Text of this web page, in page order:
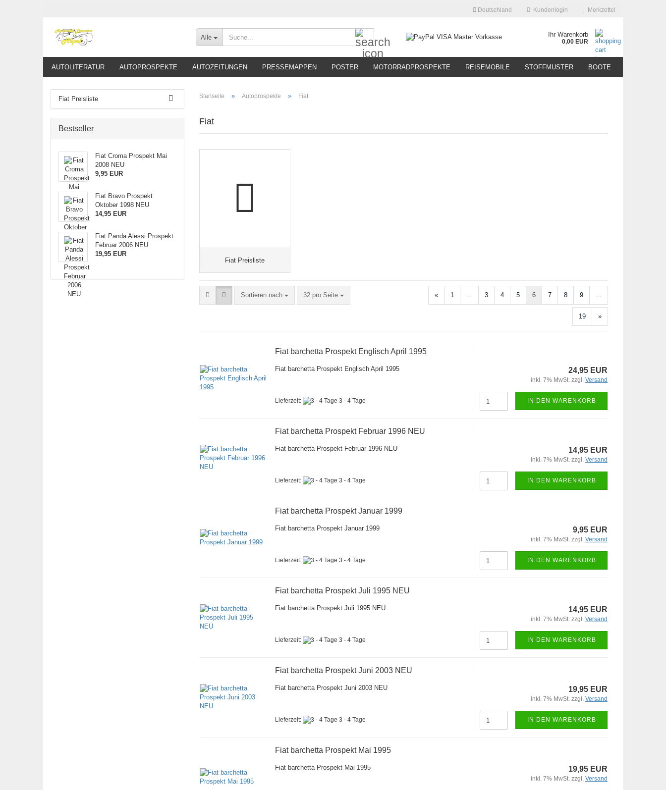
Deutschland Kundenlogin Merkzettel
Alle Ihr Warenkorb
0,00 EUR
AUTOLITERATUR AUTOPROSPEKTE AUTOZEITUNGEN PRESSEMAPPEN POSTER MOTORRADPROSPEKTE REISEMOBILE STOFFMUSTER BOOTE
Startseite » Autoprospekte » Fiat
Fiat
Fiat Preisliste
Sortieren nach
Sortieren nach 32 pro Seite
pro Seite « 1 ... 3 4 5 6 7 8 9 ...
19 »
Fiat barchetta Prospekt Englisch April 1995
Fiat barchetta Prospekt Englisch April 1995
Lieferzeit: 3 - 4 Tage
24,95 EUR
inkl. 7% MwSt. zzgl. Versand
IN DEN WARENKORB
Fiat barchetta Prospekt Februar 1996 NEU
Fiat barchetta Prospekt Februar 1996 NEU
Lieferzeit: 3 - 4 Tage
14,95 EUR
inkl. 7% MwSt. zzgl. Versand
IN DEN WARENKORB
Fiat barchetta Prospekt Januar 1999
Fiat barchetta Prospekt Januar 1999
Lieferzeit: 3 - 4 Tage
9,95 EUR
inkl. 7% MwSt. zzgl. Versand
IN DEN WARENKORB
Fiat barchetta Prospekt Juli 1995 NEU
Fiat barchetta Prospekt Juli 1995 NEU
Lieferzeit: 3 - 4 Tage
14,95 EUR
inkl. 7% MwSt. zzgl. Versand
IN DEN WARENKORB
Fiat barchetta Prospekt Juni 2003 NEU
Fiat barchetta Prospekt Juni 2003 NEU
Lieferzeit: 3 - 4 Tage
19,95 EUR
inkl. 7% MwSt. zzgl. Versand
IN DEN WARENKORB
Fiat barchetta Prospekt Mai 1995
Fiat barchetta Prospekt Mai 1995 19,95 EUR
inkl. 7% MwSt. zzgl. Versand
Fiat Preisliste
Bestseller
Fiat Croma Prospekt Mai
2008 NEU
9,95 EUR
Fiat Bravo Prospekt
Oktober 1998 NEU
14,95 EUR
Fiat Panda Alessi Prospekt
Februar 2006 NEU
19,95 EUR